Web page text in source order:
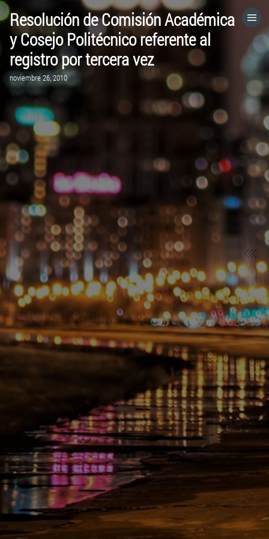
Resolución de Comisión Académica
y Cosejo Politécnico referente al
registro por tercera vez
noviembre 26, 2010
HOME
CATEGORÍAS